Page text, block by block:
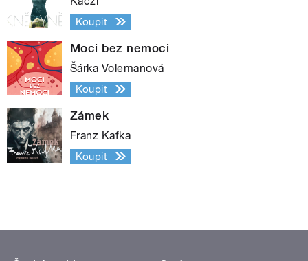
Koupit
Moci bez nemoci
Šárka Volemanová
Koupit
Zámek
Franz Kafka
Koupit